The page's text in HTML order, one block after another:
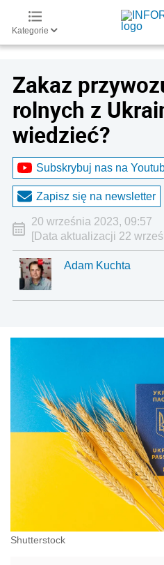
Kategorie
Zakaz
rolnych z
wiedzieć?
Subskrybuj nas na
Zapisz się na newsletter
20 września 2023, 09:57
[Data aktualizacji 22
Adam Kuchta
Shutterstock